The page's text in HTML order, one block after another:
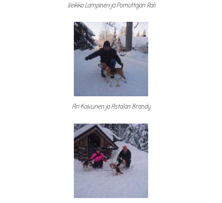
Veikko Lampinen ja Pomottajan Rali
Ari Koivunen ja Astalan Brandy